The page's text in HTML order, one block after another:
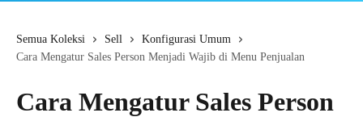
Semua Koleksi Sell
Konfigurasi Umum
Cara Mengatur Sales Person Menjadi Wajib di Menu Penjualan
Cara Mengatur Sales Person